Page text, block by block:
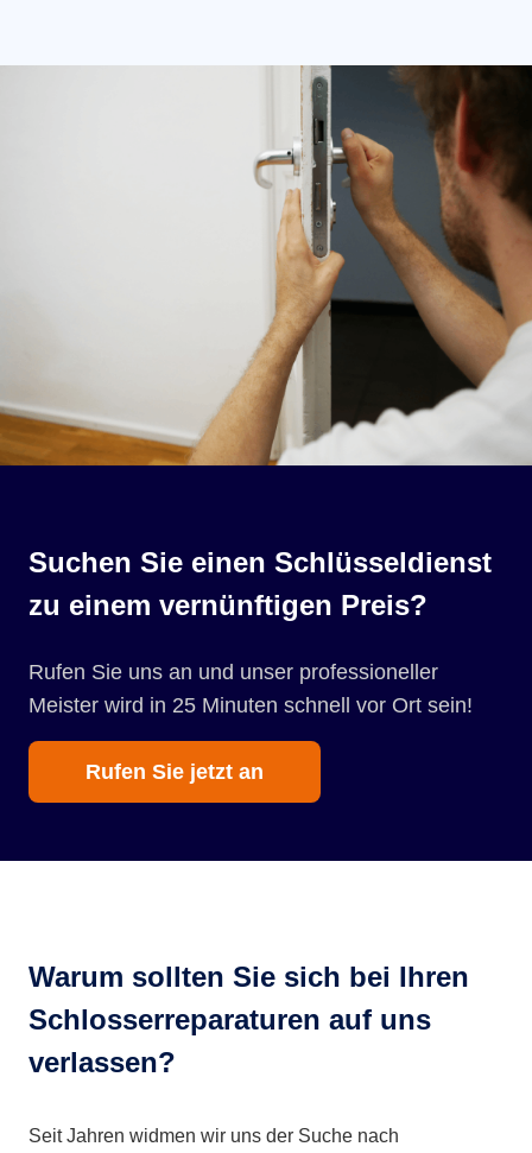
Suchen Sie einen Schlüsseldienst
zu einem vernünftigen Preis?
Rufen Sie uns an und unser professioneller
Meister wird in 25 Minuten schnell vor Ort sein!
Rufen Sie jetzt an
Warum sollten Sie sich bei Ihren
Schlosserreparaturen auf uns
verlassen?
Seit Jahren widmen wir uns der Suche nach